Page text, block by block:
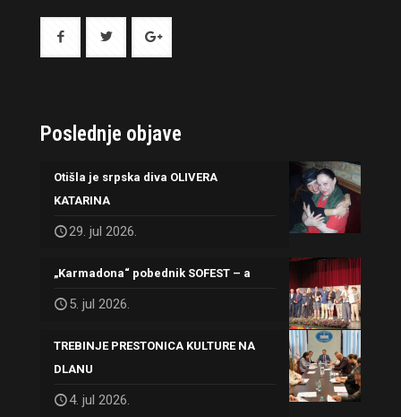
Poslednje objave
Otišla je srpska diva OLIVERA
KATARINA
29. jul 2026.
„Karmadona“ pobednik SOFEST – a
5. jul 2026.
TREBINJE PRESTONICA KULTURE NA
DLANU
4. jul 2026.